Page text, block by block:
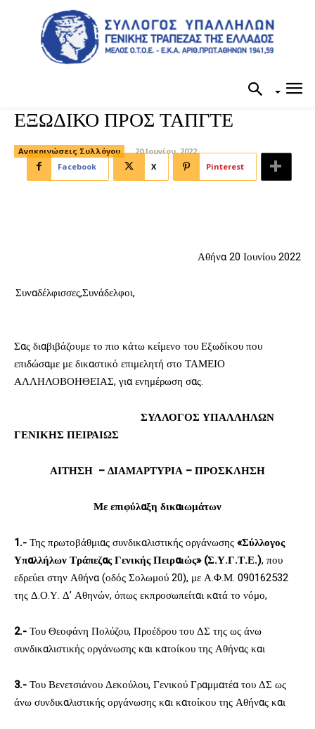
ΕΞΩΔΙΚΟ ΠΡΟΣ ΤΑΠΓΤΕ
Ανακοινώσεις Συλλόγου
20 Ιουνίου, 2022
Facebook
X Pinterest
Αθήνα 20 Ιουνίου 2022
Συναδέλφισσες,Συνάδελφοι,
Σας διαβιβάζουμε το πιο κάτω κείμενο του Εξωδίκου που
επιδώσαμε με δικαστικό επιμελητή στο ΤΑΜΕΙΟ
ΑΛΛΗΛΟΒΟΗΘΕΙΑΣ, για ενημέρωση σας.
ΣΥΛΛΟΓΟΣ ΥΠΑΛΛΗΛΩΝ
ΓΕΝΙΚΗΣ ΠΕΙΡΑΙΩΣ
ΑΙΤΗΣΗ – ΔΙΑΜΑΡΤΥΡΙΑ – ΠΡΟΣΚΛΗΣΗ
Με επιφύλαξη δικαιωμάτων
1.-Της πρωτοβάθμιας συνδικαλιστικής οργάνωσης«Σύλλογος
Υπαλλήλων Τράπεζας Γενικής Πειραιώς» (Σ.Υ.Γ.Τ.Ε.), που
εδρεύει στην Αθήνα (οδός Σολωμού 20), με Α.Φ.Μ. 090162532
της Δ.Ο.Υ. Δ’ Αθηνών, όπως εκπροσωπείται κατά το νόμο,
2.-Του Θεοφάνη Πολύζου, Προέδρου του ΔΣ της ως άνω
συνδικαλιστικής οργάνωσης και κατοίκου της Αθήνας και
3.-Του Βενετσιάνου Δεκούλου, Γενικού Γραμματέα του ΔΣ ως
άνω συνδικαλιστικής οργάνωσης και κατοίκου της Αθήνας και